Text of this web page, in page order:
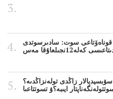
قوناەۆتاعى سوت: سادىرسوتدى
سۋبسيديالار زاڭدى تولەنزاڭدىە؟